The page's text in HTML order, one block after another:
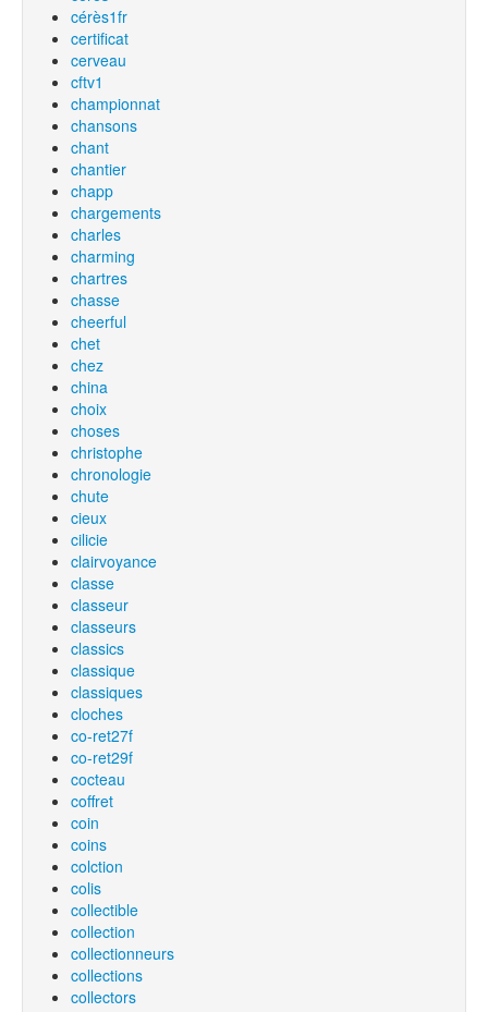
cérès1fr
certificat
cerveau
cftv1
championnat
chansons
chant
chantier
chapp
chargements
charles
charming
chartres
chasse
cheerful
chet
chez
china
choix
choses
christophe
chronologie
chute
cieux
cilicie
clairvoyance
classe
classeur
classeurs
classics
classique
classiques
cloches
co-ret27f
co-ret29f
cocteau
coffret
coin
coins
colction
colis
collectible
collection
collectionneurs
collections
collectors